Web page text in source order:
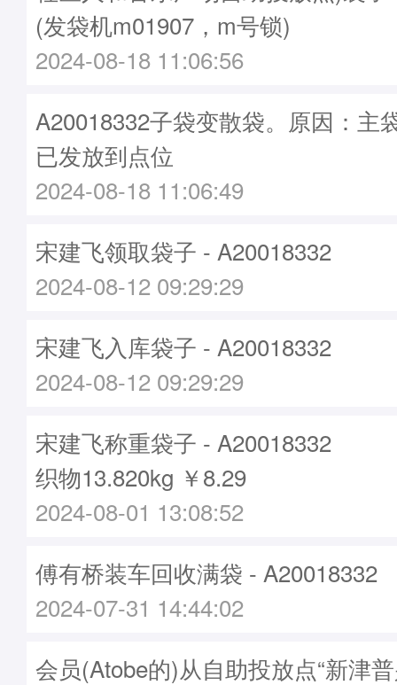
(发袋机m01907，m号锁)
2024-08-18 11:06:56
A20018332子袋变散袋。原因：主
已发放到点位
2024-08-18 11:06:49
宋建飞领取袋子 - A20018332
2024-08-12 09:29:29
宋建飞入库袋子 - A20018332
2024-08-12 09:29:29
宋建飞称重袋子 - A20018332
织物13.820kg ￥8.29
2024-08-01 13:08:52
傅有桥装车回收满袋 - A20018332
2024-07-31 14:44:02
会员(Atobe的)从自助投放点“新津